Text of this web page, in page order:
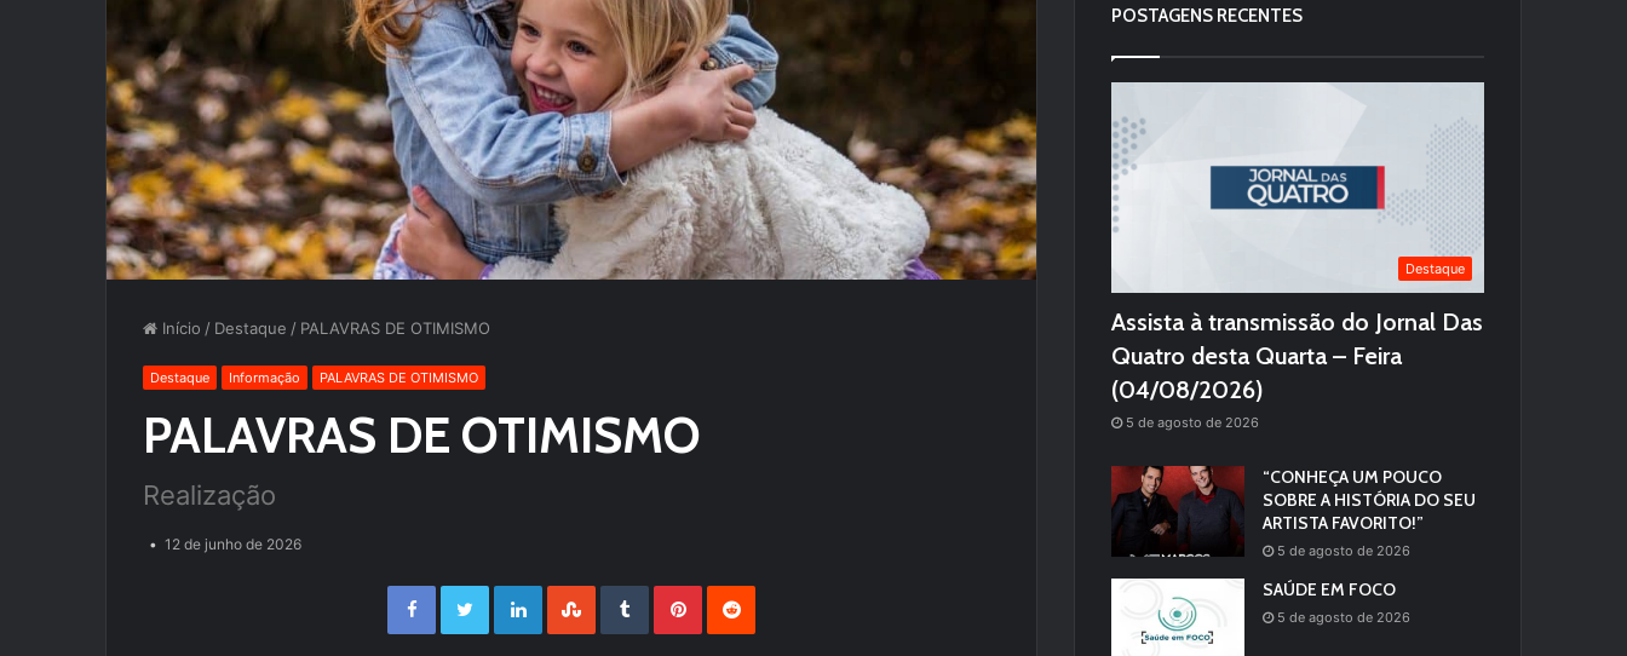
Início / Destaque / PALAVRAS DE OTIMISMO
Destaque Informação PALAVRAS DE OTIMISMO
PALAVRAS DE OTIMISMO
Realização
12 de junho de 2026
Facebook Twitter LinkedIn StumbleUpon Tumblr Pinterest
POSTAGENS RECENTES
Destaque
Assista à transmissão do Jornal Das
Quatro desta Quarta – Feira
(04/08/2026)
5 de agosto de 2026
“CONHEÇA UM POUCO
SOBRE A HISTÓRIA DO SEU
ARTISTA FAVORITO!”
5 de agosto de 2026
SAÚDE EM FOCO
5 de agosto de 2026